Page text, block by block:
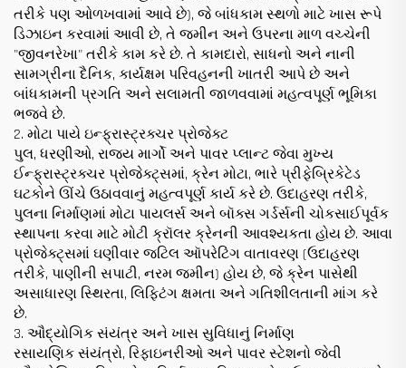
તરીકે પણ ઓળખવામાં આવે છે), જે બાંધકામ સ્થળો માટે ખાસ રૂપે
ડિઝાઇન કરવામાં આવી છે, તે જમીન અને ઉપરના માળ વચ્ચેની
"જીવનરેખા" તરીકે કામ કરે છે. તે કામદારો, સાધનો અને નાની
સામગ્રીના દૈનિક, કાર્યક્ષમ પરિવહનની ખાતરી આપે છે અને
બાંધકામની પ્રગતિ અને સલામતી જાળવવામાં મહત્વપૂર્ણ ભૂમિકા
ભજવે છે.
2. મોટા પાયે ઇન્ફ્રાસ્ટ્રક્ચર પ્રોજેક્ટ
પુલ, ધરણીઓ, રાજ્ય માર્ગો અને પાવર પ્લાન્ટ જેવા મુખ્ય
ઈન્ફ્રાસ્ટ્રક્ચર પ્રોજેક્ટ્સમાં, ક્રેન મોટા, ભારે પ્રીફેબ્રિકેટેડ
ઘટકોને ઊંચે ઉઠાવવાનું મહત્વપૂર્ણ કાર્ય કરે છે. ઉદાહરણ તરીકે,
પુલના નિર્માણમાં મોટા પાયલર્સ અને બૉક્સ ગર્ડર્સની ચોકસાઈપૂર્વક
સ્થાપના કરવા માટે મોટી ક્રૉલર ક્રેનની આવશ્યકતા હોય છે. આવા
પ્રોજેક્ટ્સમાં ઘણીવાર જટિલ ઑપરેટિંગ વાતાવરણ (ઉદાહરણ
તરીકે, પાણીની સપાટી, નરમ જમીન) હોય છે, જે ક્રેન પાસેથી
અસાધારણ સ્થિરતા, લિફ્ટિંગ ક્ષમતા અને ગતિશીલતાની માંગ કરે
છે.
3. ઔદ્યોગિક સંયંત્ર અને ખાસ સુવિધાનું નિર્માણ
રસાયણિક સંયંત્રો, રિફાઇનરીઓ અને પાવર સ્ટેશનો જેવી